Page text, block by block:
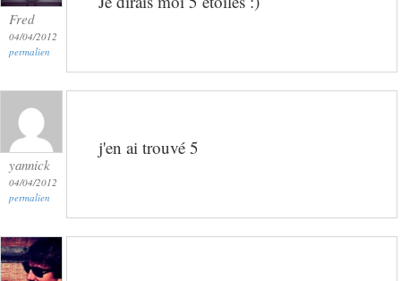
Fred
04/04/2012
permalien
yannick
04/04/2012
permalien
j'en ai trouvé 5